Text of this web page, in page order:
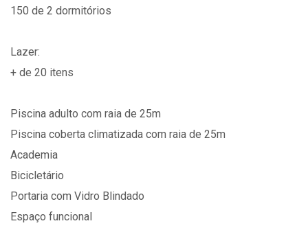
150 de 2 dormitórios
Lazer:
+ de 20 itens
Piscina adulto com raia de 25m
Piscina coberta climatizada com raia de 25m
Academia
Bicicletário
Portaria com Vidro Blindado
Espaço funcional